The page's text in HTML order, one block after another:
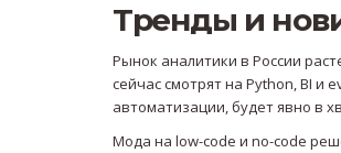
Тренды и
Рынок аналитики в России
сейчас смотрят на Python, BI и
автоматизации, будет явно в
Мода на low-code и no-code